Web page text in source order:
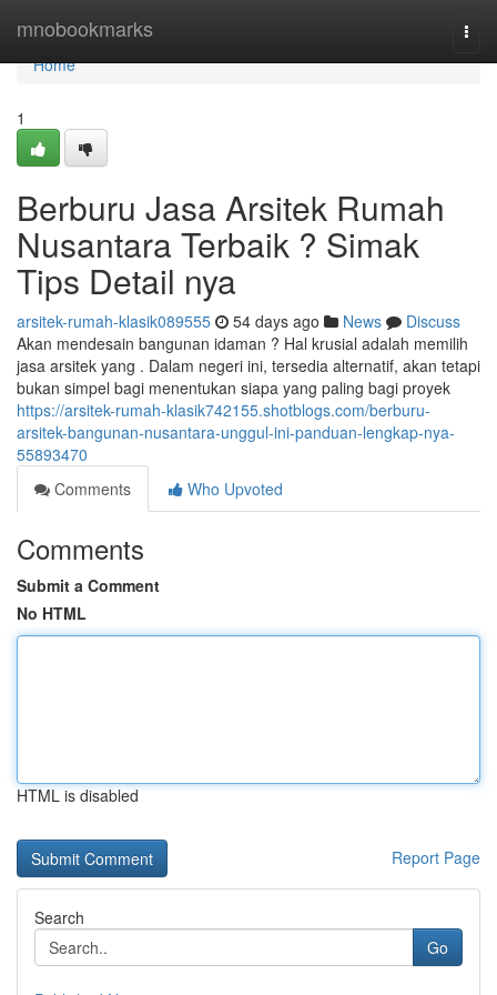
mnobookmarks
Home
Home
1
Berburu Jasa Arsitek Rumah
Nusantara Terbaik ? Simak
Tips Detail nya
arsitek-rumah-klasik089555 54 days ago News
Discuss
Akan mendesain bangunan idaman ? Hal krusial adalah memilih
jasa arsitek yang . Dalam negeri ini, tersedia alternatif, akan tetapi
bukan simpel bagi menentukan siapa yang paling bagi proyek
https://arsitek-rumah-klasik742155.shotblogs.com/berburu-
arsitek-bangunan-nusantara-unggul-ini-panduan-lengkap-nya-
55893470
Comments
Who Upvoted
Comments
Submit a Comment
No HTML
HTML is disabled
Report Page
Search
Go